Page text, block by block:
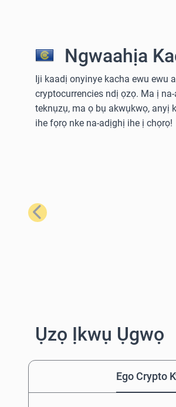
Ngwaahịa
Iji kaadị onyinye kacha ewu ewu
cryptocurrencies ndị ọzọ. Ma ị
teknụzụ, ma ọ bụ akwụkwọ, anyị
ihe fọrọ nke na-adịghị ihe ị chọrọ!
Nke gara aga
Ụzọ Ịkwụ Ụgwọ
Ego Crypto